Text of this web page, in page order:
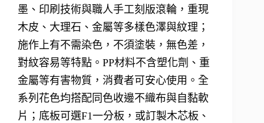
墨、印刷技術與職人手工刻版滾輪，重現
木皮、大理石、金屬等多樣色澤與紋理；
施作上有​不需染色，不須塗裝，無色差，
對紋容易等特點。PP材料不含塑化劑、重
金屬等有害物質，消費者可安心使用。全
系列花色均搭配同色收邊不織布與自黏軟
片；底板可選F1一分板，或訂製木芯板、